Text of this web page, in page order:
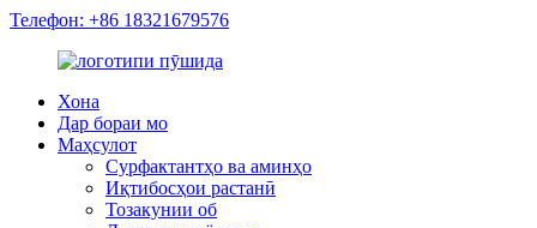
Телефон: +86 18321679576
Хона
Дар бораи мо
Маҳсулот
Сурфактантҳо ва аминҳо
Иқтибосҳои растанӣ
Тозакунии об